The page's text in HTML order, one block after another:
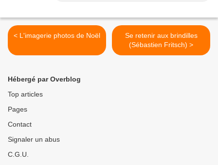
< L'imagerie photos de Noël
Se retenir aux brindilles
(Sébastien Fritsch) >
Hébergé par Overblog
Top articles
Pages
Contact
Signaler un abus
C.G.U.